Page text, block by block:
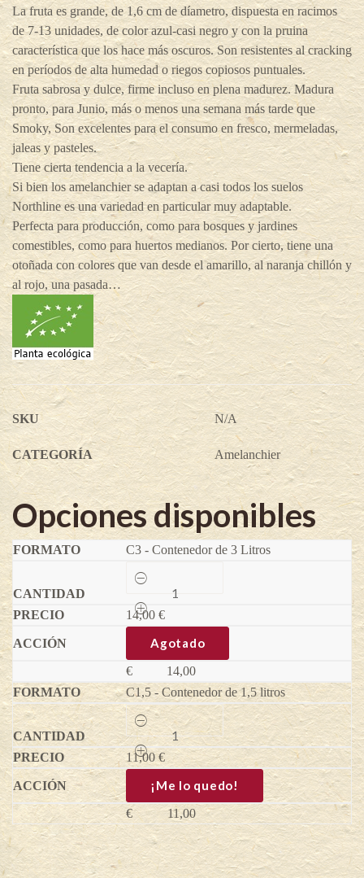
La fruta es grande, de 1,6 cm de díametro, dispuesta en racimos
de 7-13 unidades, de color azul-casi negro y con la pruina
característica que los hace más oscuros. Son resistentes al cracking
en períodos de alta humedad o riegos copiosos puntuales.
Fruta sabrosa y dulce, firme incluso en plena madurez. Madura
pronto, para Junio, más o menos una semana más tarde que
Smoky, Son excelentes para el consumo en fresco, mermeladas,
jaleas y pasteles.
Tiene cierta tendencia a la vecería.
Si bien los amelanchier se adaptan a casi todos los suelos
Northline es una variedad en particular muy adaptable.
Perfecta para producción, como para bosques y jardines
comestibles, como para huertos medianos. Por cierto, tiene una
otoñada con colores que van desde el amarillo, al naranja chillón y
al rojo, una pasada…
SKU N/A
CATEGORÍA Amelanchier
Opciones disponibles
C3 - Contenedor de 3 Litros
Northline
Amelanchier
alnifolia
quantity
14,00 €
Agotado
€
14,00
C1,5 - Contenedor de 1,5 litros
Northline
-
Amelanchier
alnifolia
quantity
11,00€
¡Me lo quedo!
€ 11,00